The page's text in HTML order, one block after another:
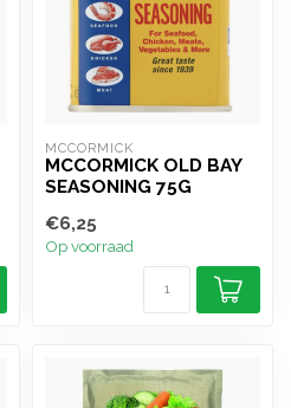
MCCORMICK
MCCORMICK OLD BAY
SEASONING 75G
€6,25
Op voorraad